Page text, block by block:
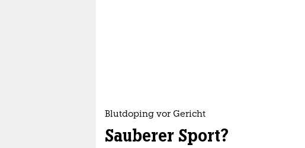
Blutdoping vor Gericht
Sauberer Sport?